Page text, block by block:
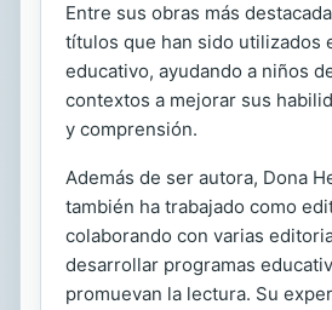
Entre sus obras más
títulos que han sido utilizados
educativo, ayudando a niños
contextos a mejorar sus
y comprensión.
Además de ser autora, Dona
también ha trabajado como
colaborando con varias
desarrollar programas
promuevan la lectura. Su